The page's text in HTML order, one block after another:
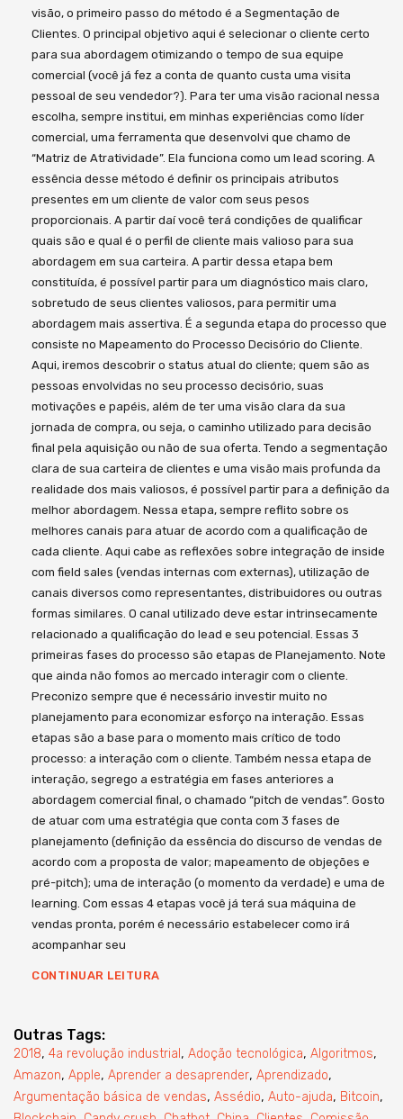
visão, o primeiro passo do método é a Segmentação de
Clientes. O principal objetivo aqui é selecionar o cliente certo
para sua abordagem otimizando o tempo de sua equipe
comercial (você já fez a conta de quanto custa uma visita
pessoal de seu vendedor?). Para ter uma visão racional nessa
escolha, sempre institui, em minhas experiências como líder
comercial, uma ferramenta que desenvolvi que chamo de
“Matriz de Atratividade”. Ela funciona como um lead scoring. A
essência desse método é definir os principais atributos
presentes em um cliente de valor com seus pesos
proporcionais. A partir daí você terá condições de qualificar
quais são e qual é o perfil de cliente mais valioso para sua
abordagem em sua carteira. A partir dessa etapa bem
constituída, é possível partir para um diagnóstico mais claro,
sobretudo de seus clientes valiosos, para permitir uma
abordagem mais assertiva. É a segunda etapa do processo que
consiste no Mapeamento do Processo Decisório do Cliente.
Aqui, iremos descobrir o status atual do cliente; quem são as
pessoas envolvidas no seu processo decisório, suas
motivações e papéis, além de ter uma visão clara da sua
jornada de compra, ou seja, o caminho utilizado para decisão
final pela aquisição ou não de sua oferta. Tendo a segmentação
clara de sua carteira de clientes e uma visão mais profunda da
realidade dos mais valiosos, é possível partir para a definição da
melhor abordagem. Nessa etapa, sempre reflito sobre os
melhores canais para atuar de acordo com a qualificação de
cada cliente. Aqui cabe as reflexões sobre integração de inside
com field sales (vendas internas com externas), utilização de
canais diversos como representantes, distribuidores ou outras
formas similares. O canal utilizado deve estar intrinsecamente
relacionado a qualificação do lead e seu potencial. Essas 3
primeiras fases do processo são etapas de Planejamento. Note
que ainda não fomos ao mercado interagir com o cliente.
Preconizo sempre que é necessário investir muito no
planejamento para economizar esforço na interação. Essas
etapas são a base para o momento mais crítico de todo
processo: a interação com o cliente. Também nessa etapa de
interação, segrego a estratégia em fases anteriores a
abordagem comercial final, o chamado “pitch de vendas”. Gosto
de atuar com uma estratégia que conta com 3 fases de
planejamento (definição da essência do discurso de vendas de
acordo com a proposta de valor; mapeamento de objeções e
pré-pitch); uma de interação (o momento da verdade) e uma de
learning. Com essas 4 etapas você já terá sua máquina de
vendas pronta, porém é necessário estabelecer como irá
acompanhar seu
CONTINUAR LEITURA
Outras Tags:
2018, 4a revolução industrial , Adoção tecnológica, Algoritmos,
Amazon, Apple, Aprender a desaprender, Aprendizado,
Argumentação básica de vendas, Assédio, Auto-ajuda, Bitcoin,